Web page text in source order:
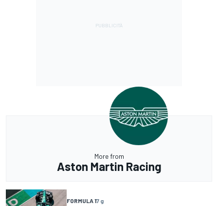
More from
Aston Martin Racing
FORMULA 17 g